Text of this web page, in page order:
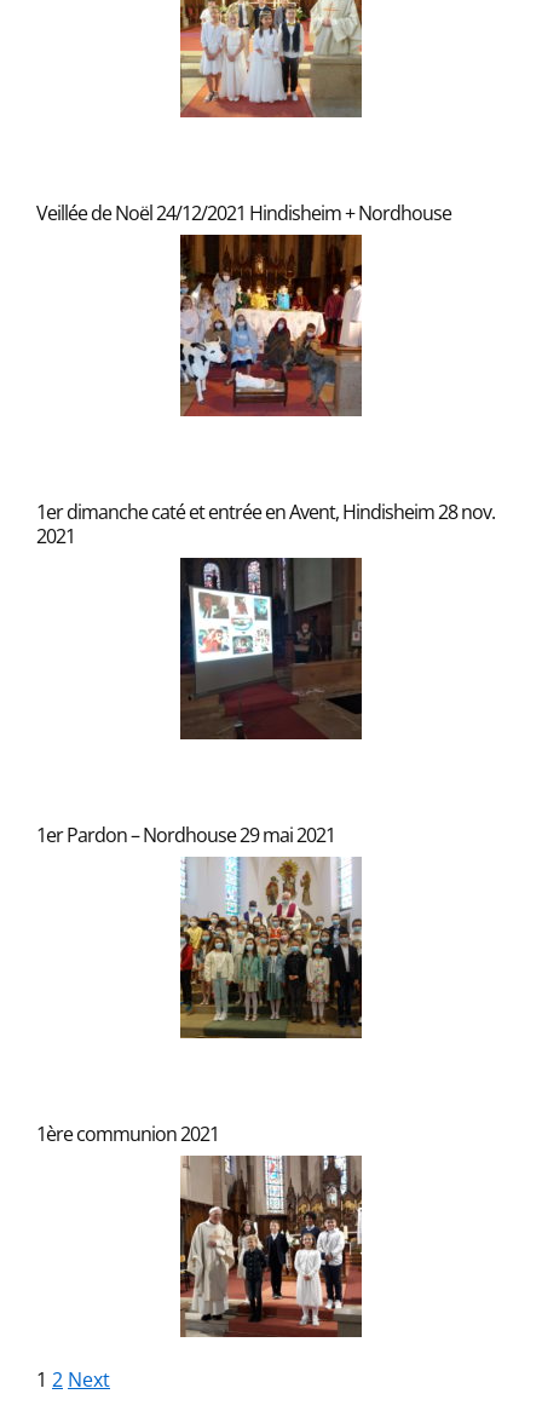
Veillée de Noël 24/12/2021 Hindisheim + Nordhouse
1er dimanche caté et entrée en Avent, Hindisheim 28 nov.
2021
1er Pardon – Nordhouse 29 mai 2021
1ère communion 2021
1 2 Next